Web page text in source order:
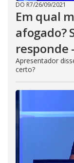
DO R7/26/09/2021
Em qual
afogado?
responde
Apresentador
certo?